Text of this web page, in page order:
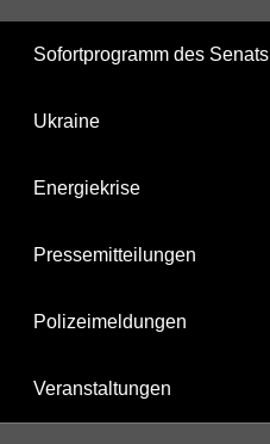
Sofortprogramm des Senats
Ukraine
Energiekrise
Pressemitteilungen
Polizeimeldungen
Veranstaltungen